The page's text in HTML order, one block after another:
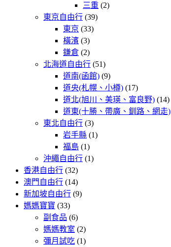
三重 (2)
東京自由行 (39)
東京 (33)
橫濱 (3)
鎌倉 (2)
北海道自由行 (51)
道南(函館) (9)
道央(札幌、小樽) (17)
道北(旭川、美瑛、富良野) (14)
道東(十勝、帶廣、釧路、網走)
東北自由行 (3)
岩手縣 (1)
福島 (1)
沖繩自由行 (1)
香港自由行 (32)
澳門自由行 (14)
新加坡自由行 (9)
媽媽寶寶 (33)
副食品 (6)
媽媽教室 (2)
彌月試吃 (1)